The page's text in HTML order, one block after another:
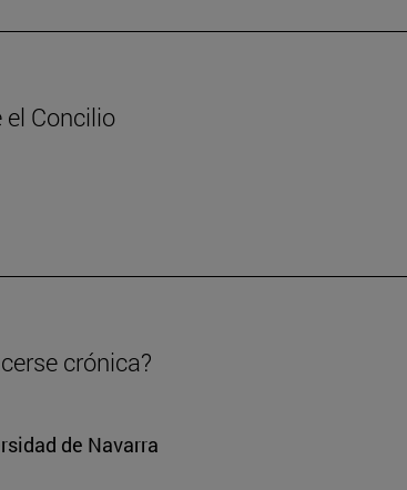
Concilio
crónica?
de Navarra